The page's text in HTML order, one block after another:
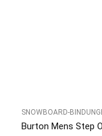
SNOWBOARD-
Burton Mens Step